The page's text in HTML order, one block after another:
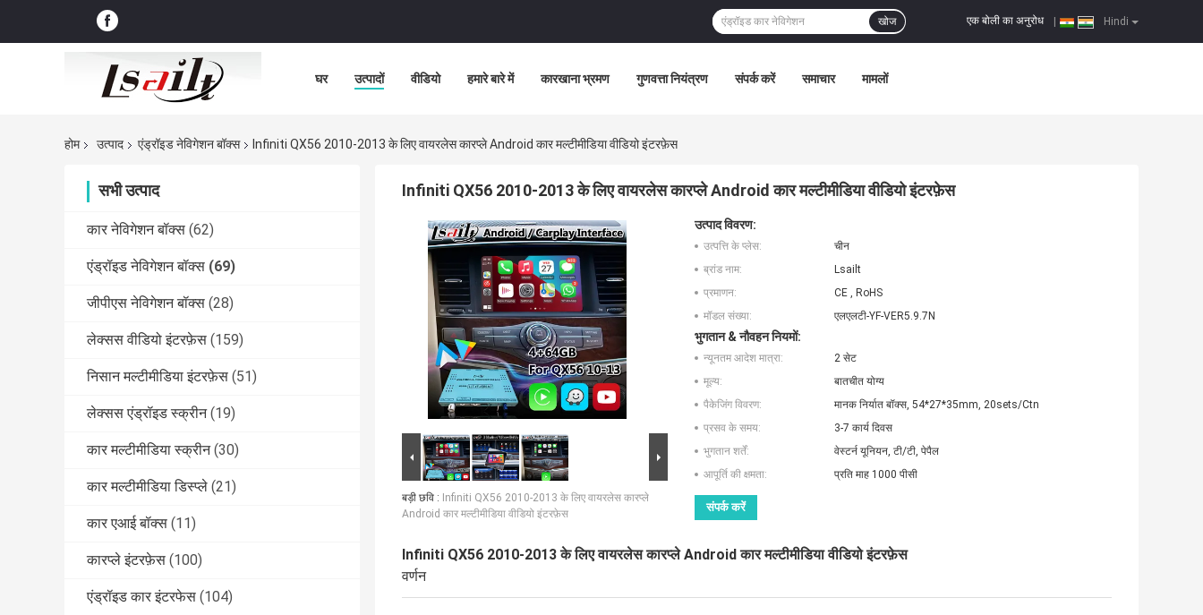
Hindi
एक बोली का अनुरोध
खोज
घर उत्पादों वीडियो हमारे बारे में कारखाना भ्रमण गुणवत्ता नियंत्रण संपर्क करें समाचार मामलों
होम उत्पाद एंड्रॉइड नेविगेशन बॉक्स Infiniti QX56 2010-2013 के लिए वायरलेस कारप्ले Android कार मल्टीमीडिया वीडियो इंटरफ़ेस
सभी उत्पाद
कार नेविगेशन बॉक्स (62)
एंड्रॉइड नेविगेशन बॉक्स (69)
जीपीएस नेविगेशन बॉक्स (28)
लेक्सस वीडियो इंटरफ़ेस (159)
निसान मल्टीमीडिया इंटरफ़ेस (51)
लेक्सस एंड्रॉइड स्क्रीन (19)
कार मल्टीमीडिया स्क्रीन (30)
कार मल्टीमीडिया डिस्प्ले (21)
कार एआई बॉक्स (11)
कारप्ले इंटरफ़ेस (100)
एंड्रॉइड कार इंटरफेस (104)
Infiniti QX56 2010-2013 के लिए वायरलेस कारप्ले Android कार मल्टीमीडिया वीडियो इंटरफ़ेस
बड़ी छवि : Infiniti QX56 2010-2013 के लिए वायरलेस कारप्ले
Android कार मल्टीमीडिया वीडियो इंटरफ़ेस
उत्पाद विवरण:
उत्पत्ति के प्लेस:
चीन
ब्रांड नाम:
Lsailt
प्रमाणन:
CE , RoHS
मॉडल संख्या:
एलएलटी-YF-VER5.9.7N
भुगतान & नौवहन नियमों:
न्यूनतम आदेश मात्रा:
2 सेट
मूल्य:
बातचीत योग्य
पैकेजिंग विवरण:
मानक निर्यात बॉक्स, 54*27*35mm, 20sets/Ctn
प्रसव के समय:
3-7 कार्य दिवस
भुगतान शर्तें:
वेस्टर्न यूनियन, टी/टी, पेपैल
आपूर्ति की क्षमता:
प्रति माह 1000 पीसी
संपर्क करें
Infiniti QX56 2010-2013 के लिए वायरलेस कारप्ले Android कार मल्टीमीडिया वीडियो इंटरफ़ेस
वर्णन